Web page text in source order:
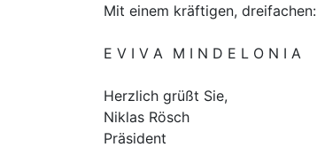
Mit einem kräftigen, dreifachen:
E V I V A M I N D E L O N I A
Herzlich grüßt Sie,
Niklas Rösch
Präsident